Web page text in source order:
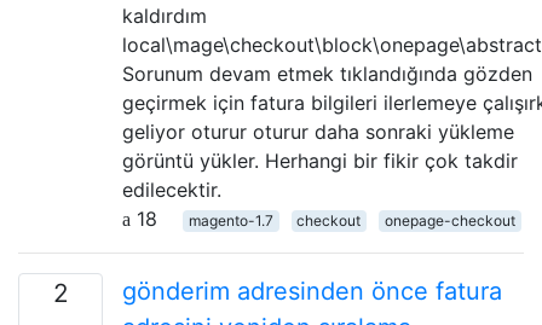
kaldırdım
Sorunum devam etmek tıklandığında gözden
geçirmek için fatura bilgileri ilerlemeye
geliyor oturur oturur daha sonraki yükleme
görüntü yükler. Herhangi bir fikir çok takdir
edilecektir.
18
magento-1.7 checkout onepage-checkout
2
gönderim adresinden önce fatura